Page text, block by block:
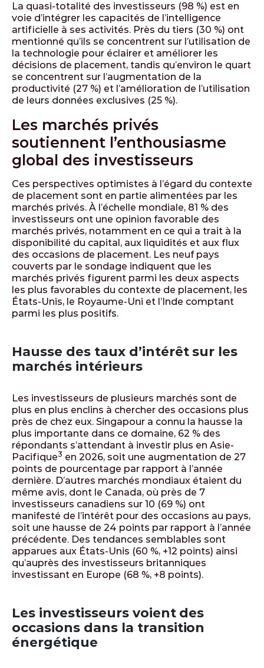
La quasi-totalité des investisseurs (98 %) est en
voie d’intégrer les capacités de l’intelligence
artificielle à ses activités. Près du tiers (30 %) ont
mentionné qu’ils se concentrent sur l’utilisation de
la technologie pour éclairer et améliorer les
décisions de placement, tandis qu’environ le quart
se concentrent sur l’augmentation de la
productivité (27 %) et l’amélioration de l’utilisation
de leurs données exclusives (25 %).
Les marchés privés
soutiennent l’enthousiasme
global des investisseurs
Ces perspectives optimistes à l’égard du contexte
de placement sont en partie alimentées par les
marchés privés. À l’échelle mondiale, 81 % des
investisseurs ont une opinion favorable des
marchés privés, notamment en ce qui a trait à la
disponibilité du capital, aux liquidités et aux flux
des occasions de placement. Les neuf pays
couverts par le sondage indiquent que les
marchés privés figurent parmi les deux aspects
les plus favorables du contexte de placement, les
États-Unis, le Royaume-Uni et l’Inde comptant
parmi les plus positifs.
Hausse des taux d’intérêt sur les
marchés intérieurs
Les investisseurs de plusieurs marchés sont de
plus en plus enclins à chercher des occasions plus
près de chez eux. Singapour a connu la hausse la
plus importante dans ce domaine, 62 % des
répondants s’attendant à investir plus en Asie-
Pacifique3 en 2026, soit une augmentation de 27
points de pourcentage par rapport à l’année
dernière. D’autres marchés mondiaux étaient du
même avis, dont le Canada, où près de 7
investisseurs canadiens sur 10 (69 %) ont
manifesté de l’intérêt pour des occasions au pays,
soit une hausse de 24 points par rapport à l’année
précédente. Des tendances semblables sont
apparues aux États-Unis (60 %, +12 points) ainsi
qu’auprès des investisseurs britanniques
investissant en Europe (68 %, +8 points).
Les investisseurs voient des
occasions dans la transition
énergétique